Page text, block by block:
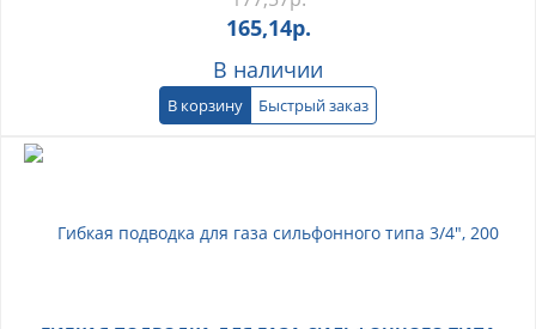
165,14р.
В наличии
В корзину Быстрый заказ